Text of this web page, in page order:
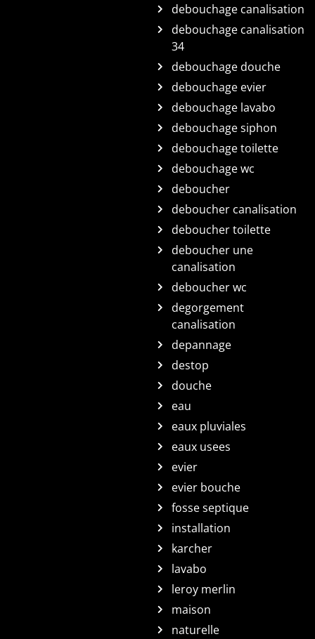
debouchage canalisation
debouchage canalisation
34
debouchage douche
debouchage evier
debouchage lavabo
debouchage siphon
debouchage toilette
debouchage wc
deboucher
deboucher canalisation
deboucher toilette
deboucher une
canalisation
deboucher wc
degorgement
canalisation
depannage
destop
douche
eau
eaux pluviales
eaux usees
evier
evier bouche
fosse septique
installation
karcher
lavabo
leroy merlin
maison
naturelle